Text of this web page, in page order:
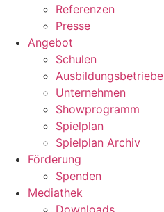
Referenzen
Presse
Angebot
Schulen
Ausbildungsbetriebe
Unternehmen
Showprogramm
Spielplan
Spielplan Archiv
Förderung
Spenden
Mediathek
Downloads